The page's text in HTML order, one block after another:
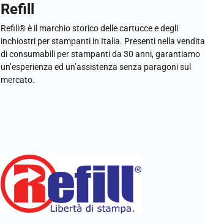
Refill
Refill® è il marchio storico delle cartucce e degli
inchiostri per stampanti in Italia. Presenti nella vendita
di consumabili per stampanti da 30 anni, garantiamo
un’esperienza ed un’assistenza senza paragoni sul
mercato.